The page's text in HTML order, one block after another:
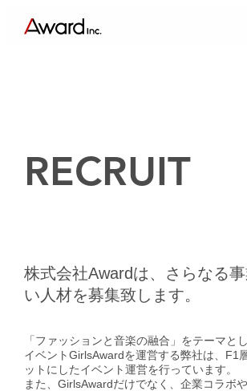
キャスティング & インフルエンサーマーケ
アーティスト・クリエイターマネジメント
楽天グループとのパートナーシップ
RECRUIT
株式会社Awardは、さらなる
い人材を募集致します。
「ファッションと音楽の融合」をテーマと
イベントGirlsAwardを運営する弊社は、F1
ットにしたイベント運営を行っています。
また、GirlsAwardだけでなく、企業コラボや